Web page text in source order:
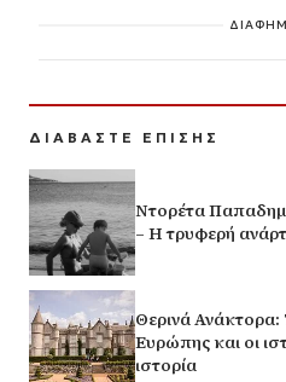
ΔΙΑΒΑΣΤΕ ΕΠΙΣΗΣ
Ντορέτα
– Η τρυφερή
Θερινά Ανάκτορα:
Ευρώπης και οι
ιστορία